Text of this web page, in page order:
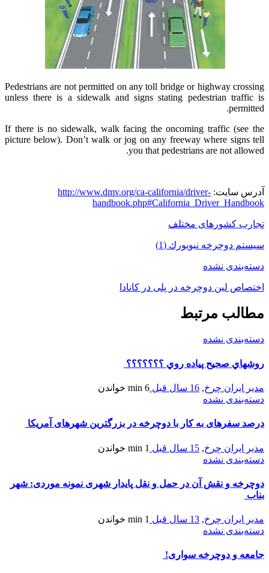
Pedestrians are not permitted on any toll bridge or highway crossing
unless there is a sidewalk and signs stating pedestrian traffic is
permitted.
If there is no sidewalk, walk facing the oncoming traffic (see the
picture below). Don’t walk or jog on any freeway where signs tell
you that pedestrians are not allowed.
آدرس سایت: http://www.dmv.org/ca-california/driver-
handbook.php#California_Driver_Handbook
تجارب کشورهای مختلف
سيستم دوچرخه نيويورك (1)
دسته‌بندی نشده
اختصاص لین دوچرخه در پلی در کانادا
مطالب مرتبط
دسته‌بندی نشده
روشهاي صحيح پياده روي ؟؟؟؟؟؟؟
مدیر ایران چرخ, 16 سال قبل 6 min
خواندن
دسته‌بندی نشده
درصد سفرهای به کار با دوچرخه در بزرگترین شهرهای آمریکا
مدیر ایران چرخ, 15 سال قبل 1 min
خواندن
دسته‌بندی نشده
دوچرخه و نقش آن در حمل و نقل پایدار شهری نمونه موردی: شهر
بناب
مدیر ایران چرخ, 13 سال قبل 1 min
خواندن
دسته‌بندی نشده
جامعه و دوچرخه سواری!